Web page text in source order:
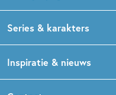
Prentenboeken
Babyboeken
Boekentips 1,5 - 3 jaar
Series & karakters
Dog Man
Inspiratie & nieuws